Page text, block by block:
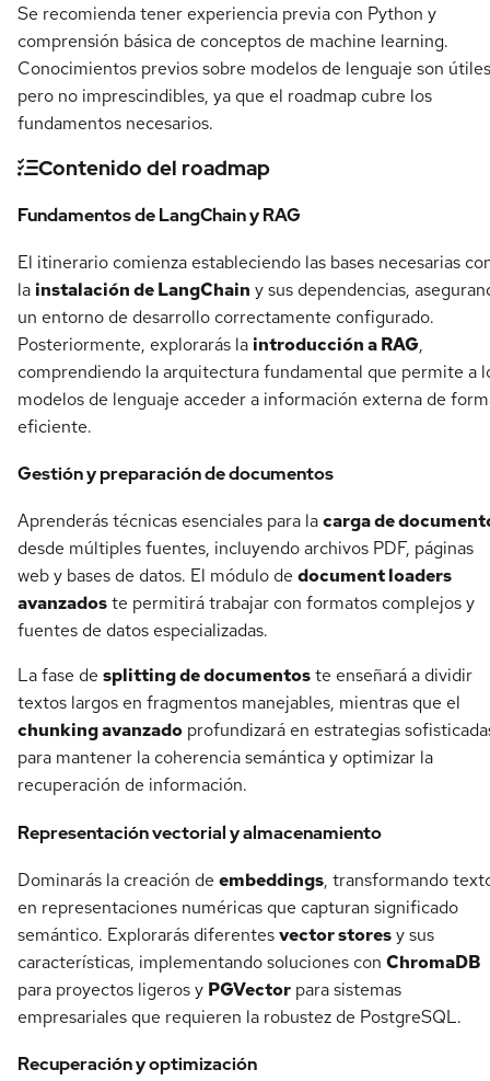
Se recomienda tener experiencia previa con Python y
comprensión básica de conceptos de machine learning.
Conocimientos previos sobre modelos de lenguaje son útiles
pero no imprescindibles, ya que el roadmap cubre los
fundamentos necesarios.
Contenido del roadmap
Fundamentos de LangChain y RAG
El itinerario comienza estableciendo las bases necesarias
la instalación de LangChain y sus dependencias,
un entorno de desarrollo correctamente configurado.
Posteriormente, explorarás la introducción a RAG,
comprendiendo la arquitectura fundamental que permite a
modelos de lenguaje acceder a información externa de
eficiente.
Gestión y preparación de documentos
Aprenderás técnicas esenciales para lacarga de
desde múltiples fuentes, incluyendo archivos PDF, páginas
web y bases de datos. El módulo de document loaders
avanzadoste permitirá trabajar con formatos complejos y
fuentes de datos especializadas.
La fase de splitting de documentoste enseñará a dividir
textos largos en fragmentos manejables, mientras que el
chunking avanzado profundizará en estrategias
para mantener la coherencia semántica y optimizar la
recuperación de información.
Representación vectorial y almacenamiento
Dominarás la creación de embeddings, transformando
en representaciones numéricas que capturan significado
semántico. Explorarás diferentesvector storesy sus
características, implementando soluciones con ChromaDB
para proyectos ligeros y PGVector para sistemas
empresariales que requieren la robustez de PostgreSQL.
Recuperación y optimización